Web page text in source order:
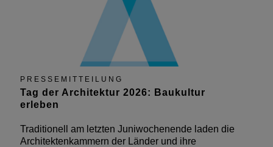
PRESSEMITTEILUNG
Tag der Architektur 2026: Baukultur
erleben
Traditionell am letzten Juniwochenende laden die
Architektenkammern der Länder und ihre